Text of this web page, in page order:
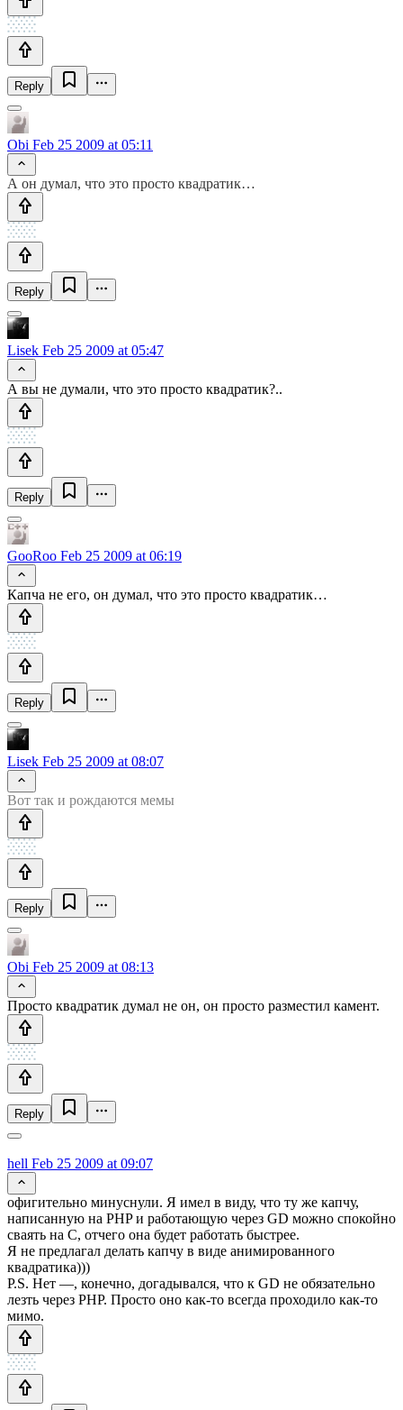
Reply
Obi Feb 25 2009 at 05:11
А он думал, что это просто квадратик…
Reply
Lisek Feb 25 2009 at 05:47
А вы не думали, что это просто квадратик?..
Reply
GooRoo Feb 25 2009 at 06:19
Капча не его, он думал, что это просто квадратик…
Reply
Lisek Feb 25 2009 at 08:07
Вот так и рождаются мемы
Reply
Obi Feb 25 2009 at 08:13
Просто квадратик думал не он, он просто разместил камент.
Reply
hell Feb 25 2009 at 09:07
офигительно минуснули. Я имел в виду, что ту же капчу,
написанную на PHP и работающую через GD можно спокойно
сваять на C, отчего она будет работать быстрее.
Я не предлагал делать капчу в виде анимированного
квадратика)))
P.S. Нет —, конечно, догадывался, что к GD не обязательно
лезть через PHP. Просто оно как-то всегда проходило как-то
мимо.